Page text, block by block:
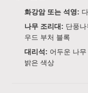
화강암 또는 석영:
나무 조리대: 단풍
우드 부처 블록
대리석: 어두운 나
밝은 색상